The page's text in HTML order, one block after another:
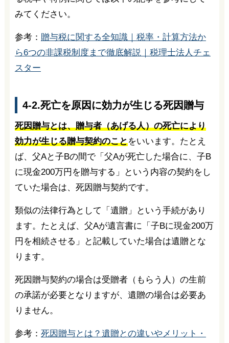
みてください。
参考： 贈与税に関する全知識｜税率・計算方法か
ら6つの非課税制度まで徹底解説｜税理士法人チェ
スター
4-2.死亡を原因に効力が生じる死因贈与
死因贈与とは、贈与者（あげる人）の死亡により
効力が生じる贈与契約のことをいいます。たとえ
ば、父Aと子Bの間で「父Aが死亡した場合に、子B
に現金200万円を贈与する」という内容の契約をし
ていた場合は、死因贈与契約です。
類似の法律行為として「遺贈」という手続があり
ます。たとえば、父Aが遺言書に「子Bに現金200万
円を相続させる」と記載していた場合は遺贈とな
ります。
死因贈与契約の場合は受贈者（もらう人）の生前
の承諾が必要となりますが、遺贈の場合は必要あ
りません。
参考： 死因贈与とは？遺贈との違いやメリット・